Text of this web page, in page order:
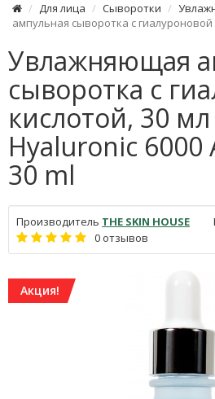
Для лица Сыворотки
ампульная сыворотка с гиалуроновой
Увлажняющая
сыворотка с
кислотой, 30
Hyaluronic 6000
30 ml
Производитель THE SKIN HOUSE
0 отзывов
Акция!